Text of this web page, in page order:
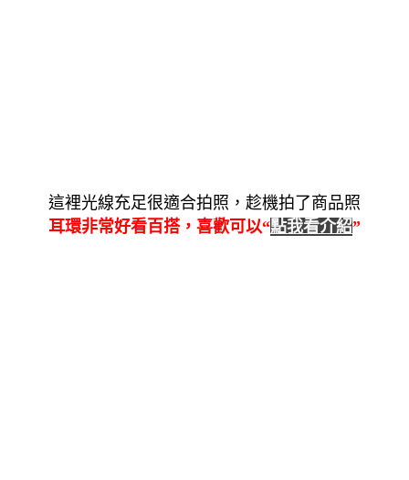
這裡光線充足很適合拍照，趁機拍了商品照
耳環非常好看百搭，喜歡可以“點我看介紹”